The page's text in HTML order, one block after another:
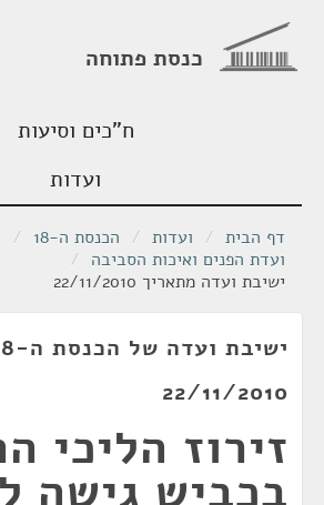
כנסת פתוחה
ח"כים וסיעות
ועדות
דף הבית / ועדות / הכנסת ה-18
/
ועדת הפנים ואיכות הסביבה /
ישיבת ועדה מתאריך 22/11/2010
22/11/2010
זירוז הליכי
בכביש גישה